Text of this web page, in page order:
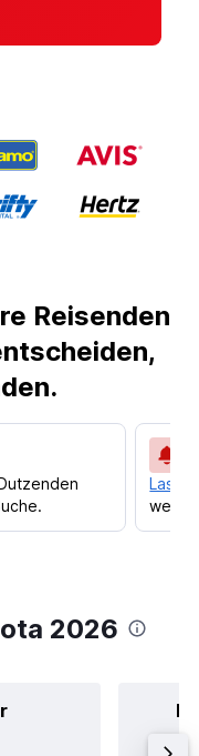
Reisenden
Lass
2026